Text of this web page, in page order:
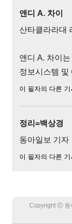
앤디 A. 차이
산타클라라대
앤디 A. 차이
정보시스템 및
이 필자의 다른 기
정리=백상경
동아일보 기자
이 필자의 다른 기
Copyright Ⓒ 동